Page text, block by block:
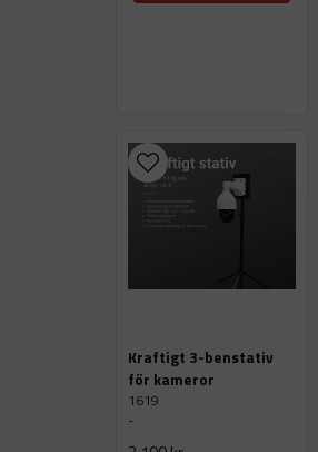
Kraftigt 3-benstativ
för kameror
1619
-